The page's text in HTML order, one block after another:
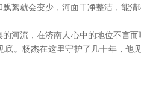
絮就会变少，河面干净整洁，能
流，在济南人心中的地位不言而
底。杨杰在这里守护了几十年，他